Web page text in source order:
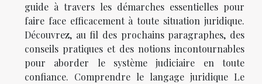
guide à travers les démarches essentielles pour
faire face efficacement à toute situation juridique.
Découvrez, au fil des prochains paragraphes, des
conseils pratiques et des notions incontournables
pour aborder le système judiciaire en toute
confiance. Comprendre le langage juridique Le